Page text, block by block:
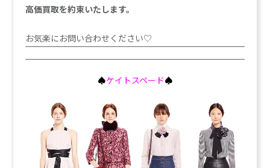
高価買取を約束いたします。
お気楽にお問い合わせください♡
♠ケイトスペード♠